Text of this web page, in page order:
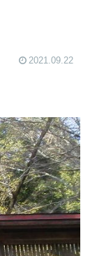
2021.09.22